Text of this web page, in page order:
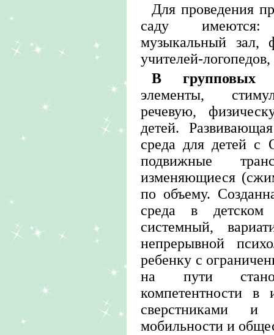
Для проведения
саду имеются:
музыкальный зал,
учителей-
В групповых
элементы,
речевую,
детей.
среда для детей с
подвижные
изменяющиеся
по объему.
среда в
системный,
непрерывной
ребенку с
на пути
компетентности в
сверстниками и
мобильности и